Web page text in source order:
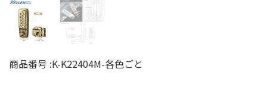
商品番号 :K-K22404M-各色ごと